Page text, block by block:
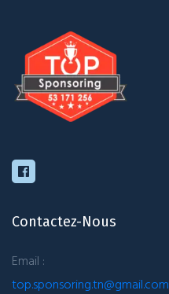
Contactez-Nous
Email :
top.sponsoring.tn@gmail.com